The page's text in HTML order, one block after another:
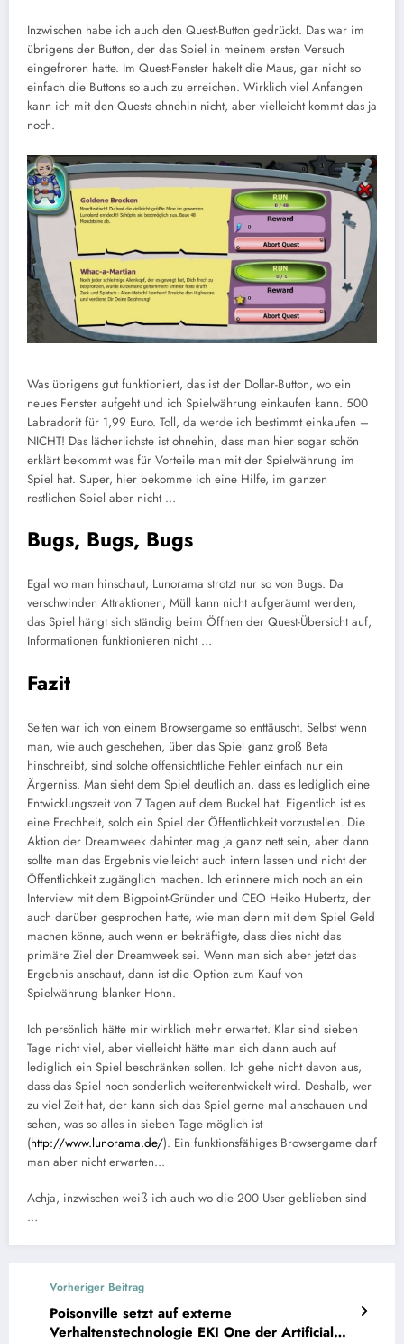
Inzwischen habe ich auch den Quest-Button gedrückt. Das war im
übrigens der Button, der das Spiel in meinem ersten Versuch
eingefroren hatte. Im Quest-Fenster hakelt die Maus, gar nicht so
einfach die Buttons so auch zu erreichen. Wirklich viel Anfangen
kann ich mit den Quests ohnehin nicht, aber vielleicht kommt das ja
noch.
Was übrigens gut funktioniert, das ist der Dollar-Button, wo ein
neues Fenster aufgeht und ich Spielwährung einkaufen kann. 500
Labradorit für 1,99 Euro. Toll, da werde ich bestimmt einkaufen –
NICHT! Das lächerlichste ist ohnehin, dass man hier sogar schön
erklärt bekommt was für Vorteile man mit der Spielwährung im
Spiel hat. Super, hier bekomme ich eine Hilfe, im ganzen
restlichen Spiel aber nicht …
Bugs, Bugs, Bugs
Egal wo man hinschaut, Lunorama strotzt nur so von Bugs. Da
verschwinden Attraktionen, Müll kann nicht aufgeräumt werden,
das Spiel hängt sich ständig beim Öffnen der Quest-Übersicht auf,
Informationen funktionieren nicht …
Fazit
Selten war ich von einem Browsergame so enttäuscht. Selbst wenn
man, wie auch geschehen, über das Spiel ganz groß Beta
hinschreibt, sind solche offensichtliche Fehler einfach nur ein
Ärgerniss. Man sieht dem Spiel deutlich an, dass es lediglich eine
Entwicklungszeit von 7 Tagen auf dem Buckel hat. Eigentlich ist es
eine Frechheit, solch ein Spiel der Öffentlichkeit vorzustellen. Die
Aktion der Dreamweek dahinter mag ja ganz nett sein, aber dann
sollte man das Ergebnis vielleicht auch intern lassen und nicht der
Öffentlichkeit zugänglich machen. Ich erinnere mich noch an ein
Interview mit dem Bigpoint-Gründer und CEO Heiko Hubertz, der
auch darüber gesprochen hatte, wie man denn mit dem Spiel Geld
machen könne, auch wenn er bekräftigte, dass dies nicht das
primäre Ziel der Dreamweek sei. Wenn man sich aber jetzt das
Ergebnis anschaut, dann ist die Option zum Kauf von
Spielwährung blanker Hohn.
Ich persönlich hätte mir wirklich mehr erwartet. Klar sind sieben
Tage nicht viel, aber vielleicht hätte man sich dann auch auf
lediglich ein Spiel beschränken sollen. Ich gehe nicht davon aus,
dass das Spiel noch sonderlich weiterentwickelt wird. Deshalb, wer
zu viel Zeit hat, der kann sich das Spiel gerne mal anschauen und
sehen, was so alles in sieben Tage möglich ist
(http://www.lunorama.de/). Ein funktionsfähiges Browsergame darf
man aber nicht erwarten…
Achja, inzwischen weiß ich auch wo die 200 User geblieben sind
…
Vorheriger Beitrag
Poisonville setzt auf externe
Verhaltenstechnologie EKI One der Artificial